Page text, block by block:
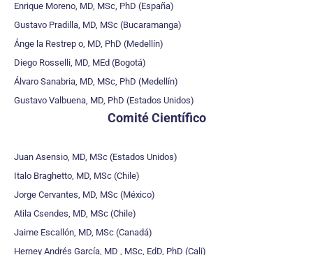
Enrique Moreno, MD, MSc, PhD (España)
Gustavo Pradilla, MD, MSc (Bucaramanga)
Ánge la Restrep o, MD, PhD (Medellín)
Diego Rosselli, MD, MEd (Bogotá)
Álvaro Sanabria, MD, MSc, PhD (Medellín)
Gustavo Valbuena, MD, PhD (Estados Unidos)
Comité Científico
Juan Asensio, MD, MSc (Estados Unidos)
Italo Braghetto, MD, MSc (Chile)
Jorge Cervantes, MD, MSc (México)
Atila Csendes, MD, MSc (Chile)
Jaime Escallón, MD, MSc (Canadá)
Herney Andrés García, MD , MSc, EdD, PhD (Cali)